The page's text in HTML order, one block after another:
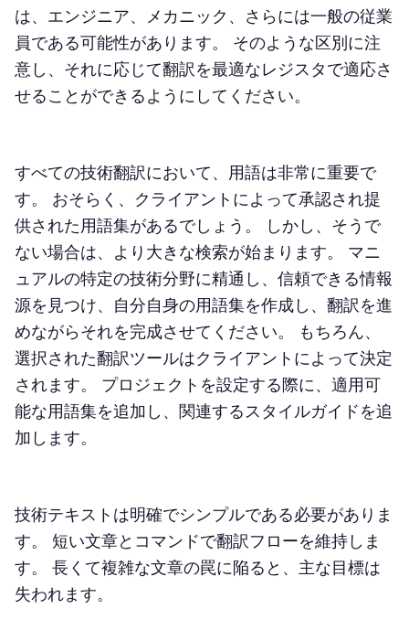
は、エンジニア、メカニック、さらには一般の従業
員である可能性があります。 そのような区別に注
意し、それに応じて翻訳を最適なレジスタで適応さ
せることができるようにしてください。
すべての技術翻訳において、用語は非常に重要で
す。 おそらく、クライアントによって承認され提
供された用語集があるでしょう。 しかし、そうで
ない場合は、より大きな検索が始まります。 マニ
ュアルの特定の技術分野に精通し、信頼できる情報
源を見つけ、自分自身の用語集を作成し、翻訳を進
めながらそれを完成させてください。 もちろん、
選択された翻訳ツールはクライアントによって決定
されます。 プロジェクトを設定する際に、適用可
能な用語集を追加し、関連するスタイルガイドを追
加します。
技術テキストは明確でシンプルである必要がありま
す。 短い文章とコマンドで翻訳フローを維持しま
す。 長くて複雑な文章の罠に陥ると、主な目標は
失われます。